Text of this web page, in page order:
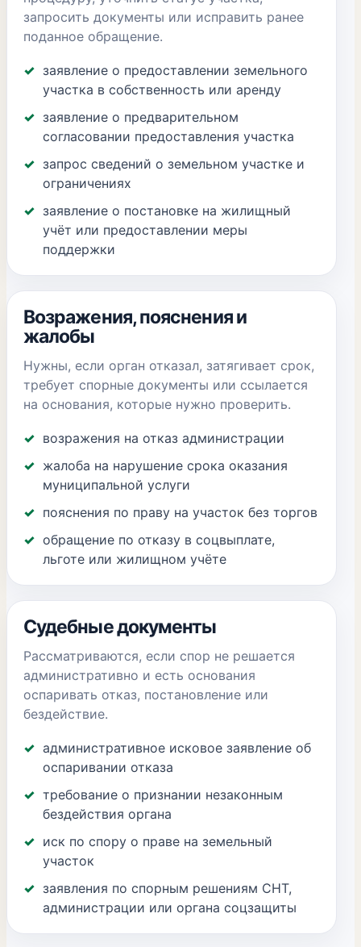
запросить документы или исправить ранее
поданное обращение.
заявление о предоставлении земельного
участка в собственность или аренду
заявление о предварительном
согласовании предоставления участка
запрос сведений о земельном участке и
ограничениях
заявление о постановке на жилищный
учёт или предоставлении меры
поддержки
Возражения, пояснения и
жалобы
Нужны, если орган отказал, затягивает срок,
требует спорные документы или ссылается
на основания, которые нужно проверить.
возражения на отказ администрации
жалоба на нарушение срока оказания
муниципальной услуги
пояснения по праву на участок без торгов
обращение по отказу в соцвыплате,
льготе или жилищном учёте
Судебные документы
Рассматриваются, если спор не решается
административно и есть основания
оспаривать отказ, постановление или
бездействие.
административное исковое заявление об
оспаривании отказа
требование о признании незаконным
бездействия органа
иск по спору о праве на земельный
участок
заявления по спорным решениям СНТ,
администрации или органа соцзащиты